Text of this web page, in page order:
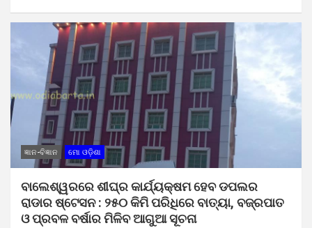
ଜ୍ଞାନ-ବିଜ୍ଞାନ ମୋ ଓଡ଼ିଶା
ବାଲେଶ୍ୱରରେ ଶୀଘ୍ର କାର୍ଯ୍ୟକ୍ଷମ ହେବ ଡପଲର
ରାଡାର ଷ୍ଟେସନ : ୨୫୦ କିମି ପରିଧିରେ ବାତ୍ୟା, ବଜ୍ରପାତ
ଓ ପ୍ରବଳ ବର୍ଷାର ମିଳିବ ଆଗୁଆ ସୂଚନା